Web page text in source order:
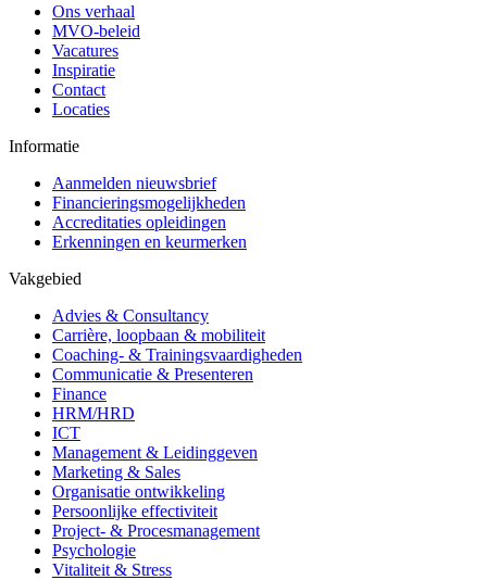
Ons verhaal
MVO-beleid
Vacatures
Inspiratie
Contact
Locaties
Informatie
Aanmelden nieuwsbrief
Financieringsmogelijkheden
Accreditaties opleidingen
Erkenningen en keurmerken
Vakgebied
Advies & Consultancy
Carrière, loopbaan & mobiliteit
Coaching- & Trainingsvaardigheden
Communicatie & Presenteren
Finance
HRM/HRD
ICT
Management & Leidinggeven
Marketing & Sales
Organisatie ontwikkeling
Persoonlijke effectiviteit
Project- & Procesmanagement
Psychologie
Vitaliteit & Stress